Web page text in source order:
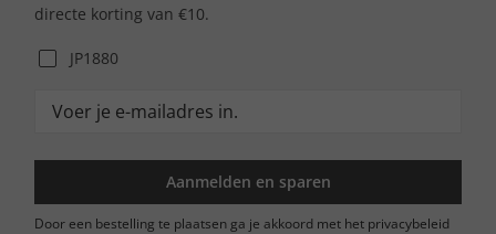
directe korting van €10.
JP1880
Aanmelden en sparen
Door een bestelling te plaatsen ga je akkoord met het privacybeleid